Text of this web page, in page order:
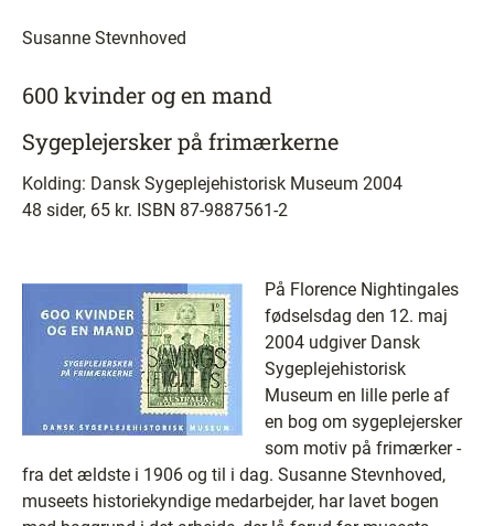
Susanne Stevnhoved
600 kvinder og en mand
Sygeplejersker på frimærkerne
Kolding: Dansk Sygeplejehistorisk Museum 2004
48 sider, 65 kr. ISBN 87-9887561-2
På Florence Nightingales
fødselsdag den 12. maj
2004 udgiver Dansk
Sygeplejehistorisk
Museum en lille perle af
en bog om sygeplejersker
som motiv på frimærker -
fra det ældste i 1906 og til i dag. Susanne Stevnhoved,
museets historiekyndige medarbejder, har lavet bogen